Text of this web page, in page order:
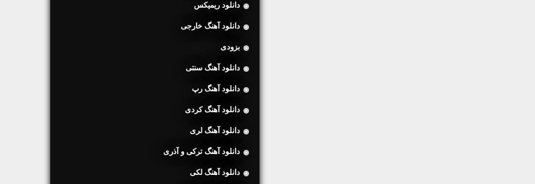
دانلود ریمیکس
دانلود آهنگ خارجی
بزودی
دانلود آهنگ سنتی
دانلود آهنگ رپ
دانلود آهنگ کردی
دانلود آهنگ لری
دانلود آهنگ ترکی و آذری
دانلود آهنگ لکی